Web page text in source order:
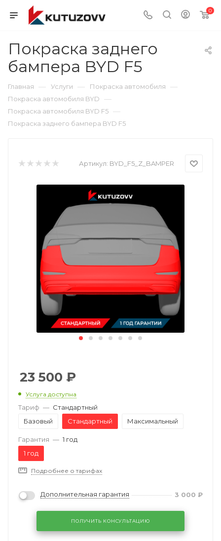
0
Покраска заднего
бампера BYD F5
Главная — Услуги — Покраска автомобиля —
Покраска автомобиля BYD —
Покраска автомобиля BYD F5 —
Покраска заднего бампера BYD F5
Артикул: BYD_F5_Z_BAMPER
23 500 ₽
Услуга доступна
Тариф — Стандартный
Базовый
Стандартный Максимальный
Гарантия — 1 год
1 год
Подробнее о тарифах
Дополнительная гарантия 3 000 ₽
ПОЛУЧИТЬ КОНСУЛЬТАЦИЮ